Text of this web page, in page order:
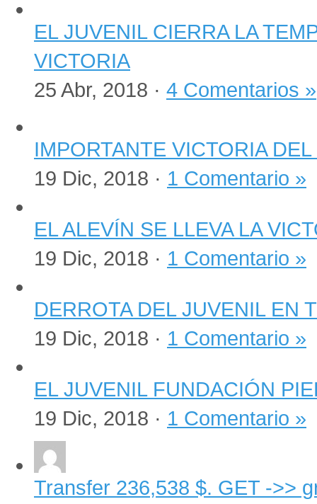
EL JUVENIL CIERRA LA
VICTORIA
25 Abr, 2018 · 4 Comentarios »
IMPORTANTE VICTORIA
19 Dic, 2018 · 1 Comentario »
EL ALEVÍN SE LLEVA LA
19 Dic, 2018 · 1 Comentario »
DERROTA DEL JUVENIL EN
19 Dic, 2018 · 1 Comentario »
EL JUVENIL FUNDACIÓN
19 Dic, 2018 · 1 Comentario »
Transfer 236,538 $. GET ->>